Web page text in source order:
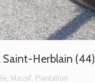
Saint-Herblain (44)
, Massif, Plantation